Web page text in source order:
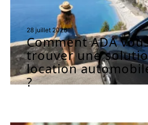
28 juillet 2026
Comment ADA
trouver une
location
?